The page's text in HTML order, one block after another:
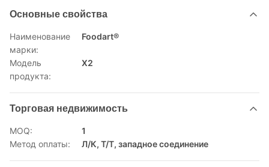
Основные свойства
Наименование
марки:
Foodart®
Модель
продукта:
Х2
Торговая недвижимость
MOQ:
1
Метод оплаты:
Л/К, Т/Т, западное соединение